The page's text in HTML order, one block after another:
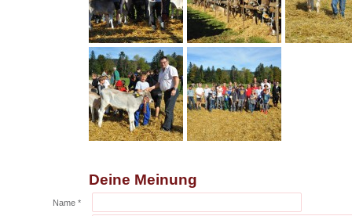
Deine Meinung
Name *